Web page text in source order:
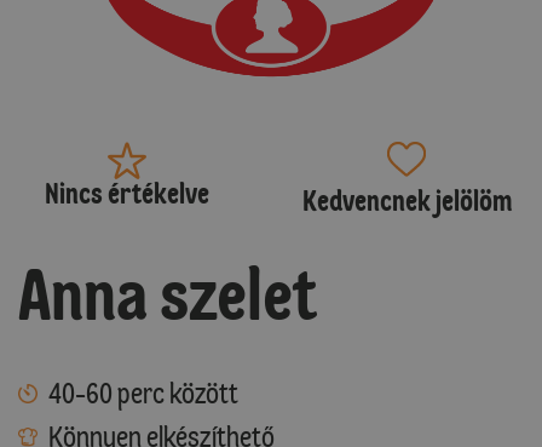
Nincs értékelve Kedvencnek jelölöm
Anna szelet
40-60 perc között
Könnyen elkészíthető